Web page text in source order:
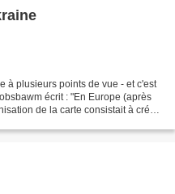
à plusieurs points de vue - et c'est
écrit : "En Europe (après
de la carte consistait à créer